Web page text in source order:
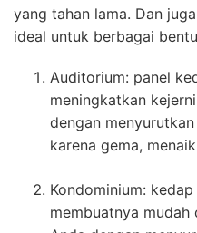
yang tahan lama. Dan
ideal untuk berbagai
Auditorium: panel
meningkatkan
dengan
karena gema,
Kondominium:
membuatnya mudah